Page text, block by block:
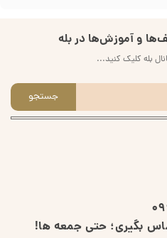
بگیری؛ حتی جمعه ها!
و آموزش‌ها در بله
بله کلیک کنید...
جستجو